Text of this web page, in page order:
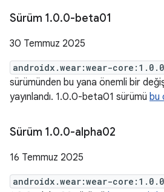
Sürüm 1.0.0-beta01
30 Temmuz 2025
androidx.wear:wear-
sürümünden bu yana önemli bir
yayınlandı. 1.0.0-beta01 sürümü bu
Sürüm 1.0.0-alpha02
16 Temmuz 2025
androidx.wear:wear-